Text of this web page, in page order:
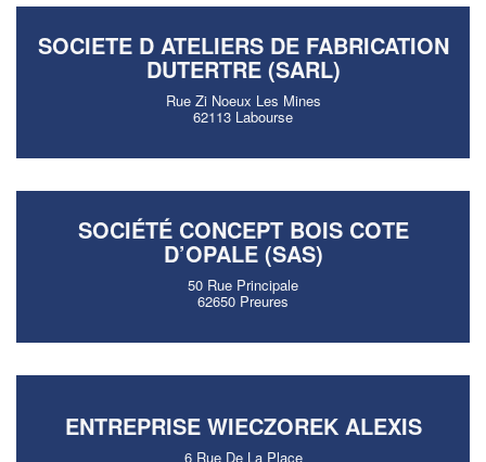
SOCIETE D ATELIERS DE FABRICATION
DUTERTRE (SARL)
Rue Zi Noeux Les Mines
62113 Labourse
SOCIÉTÉ CONCEPT BOIS COTE
D’OPALE (SAS)
50 Rue Principale
62650 Preures
ENTREPRISE WIECZOREK ALEXIS
6 Rue De La Place